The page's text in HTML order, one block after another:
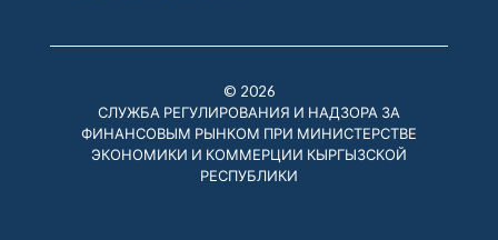
© 2026
СЛУЖБА РЕГУЛИРОВАНИЯ И НАДЗОРА ЗА
ФИНАНСОВЫМ РЫНКОМ ПРИ МИНИСТЕРСТВЕ
ЭКОНОМИКИ И КОММЕРЦИИ КЫРГЫЗСКОЙ
РЕСПУБЛИКИ